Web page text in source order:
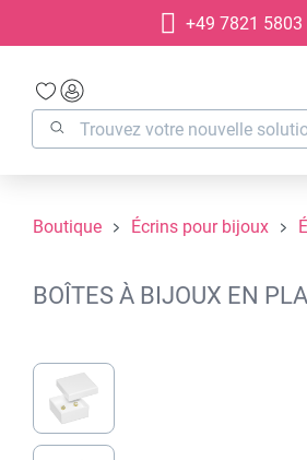
Passer à la navigation
+49 7821 5803
Boutique Écrins pour bijoux
BOÎTES À BIJOUX EN
Ignorer la galerie d'images